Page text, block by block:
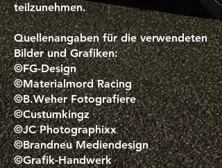
teilzunehmen.
Quellenangaben für die verwendeten
Bilder und Grafiken:
©FG-Design
©Materialmord Racing
©B.Weher Fotografiere
©Custumkingz
©JC Photographixx
©Brandneu Mediendesign
©Grafik-Handwerk